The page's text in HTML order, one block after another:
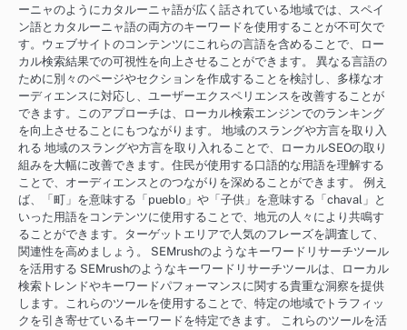
ーニャのようにカタルーニャ語が広く話されている地域では、スペイ
ン語とカタルーニャ語の両方のキーワードを使用することが不可欠で
す。ウェブサイトのコンテンツにこれらの言語を含めることで、ロー
カル検索結果での可視性を向上させることができます。 異なる言語の
ために別々のページやセクションを作成することを検討し、多様なオ
ーディエンスに対応し、ユーザーエクスペリエンスを改善することが
できます。このアプローチは、ローカル検索エンジンでのランキング
を向上させることにもつながります。 地域のスラングや方言を取り入
れる 地域のスラングや方言を取り入れることで、ローカルSEOの取り
組みを大幅に改善できます。住民が使用する口語的な用語を理解する
ことで、オーディエンスとのつながりを深めることができます。 例え
ば、「町」を意味する「pueblo」や「子供」を意味する「chaval」と
いった用語をコンテンツに使用することで、地元の人々により共鳴す
ることができます。ターゲットエリアで人気のフレーズを調査して、
関連性を高めましょう。 SEMrushのようなキーワードリサーチツール
を活用する SEMrushのようなキーワードリサーチツールは、ローカル
検索トレンドやキーワードパフォーマンスに関する貴重な洞察を提供
します。これらのツールを使用することで、特定の地域でトラフィッ
クを引き寄せているキーワードを特定できます。 これらのツールを活